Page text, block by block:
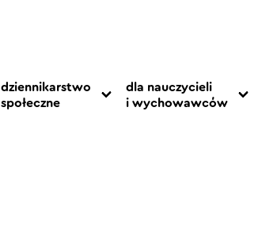
dziennikarstwo
społeczne
dla nauczycieli
i wychowawców